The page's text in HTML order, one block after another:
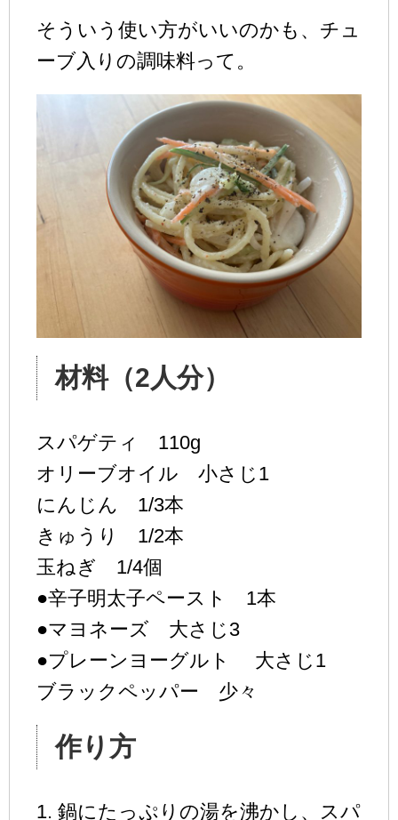
そういう使い方がいいのかも、チュ
ーブ入りの調味料って。
材料（2人分）
スパゲティ 110g
オリーブオイル 小さじ1
にんじん 1/3本
きゅうり 1/2本
玉ねぎ 1/4個
●辛子明太子ペースト 1本
●マヨネーズ 大さじ3
●プレーンヨーグルト 大さじ1
ブラックペッパー 少々
作り方
1. 鍋にたっぷりの湯を沸かし、スパ